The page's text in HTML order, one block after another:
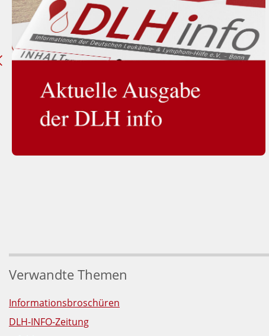
Verwandte Themen
Informationsbroschüren
DLH-INFO-Zeitung